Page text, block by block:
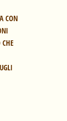
CON